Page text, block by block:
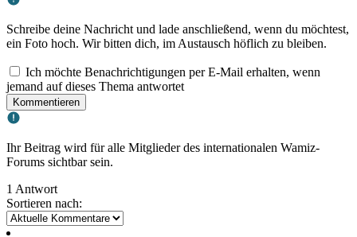
Schreibe deine Nachricht und lade anschließend, wenn du möchtest,
ein Foto hoch. Wir bitten dich, im Austausch höflich zu bleiben.
Ich möchte Benachrichtigungen per E-Mail erhalten, wenn
jemand auf dieses Thema antwortet
Kommentieren
Ihr Beitrag wird für alle Mitglieder des internationalen Wamiz-
Forums sichtbar sein.
1 Antwort
Sortieren nach: